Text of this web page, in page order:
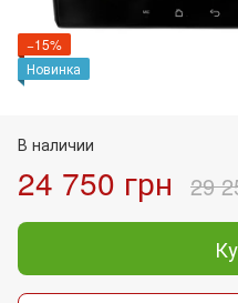
−15%
Новинка
В наличии
24 750 грн 29